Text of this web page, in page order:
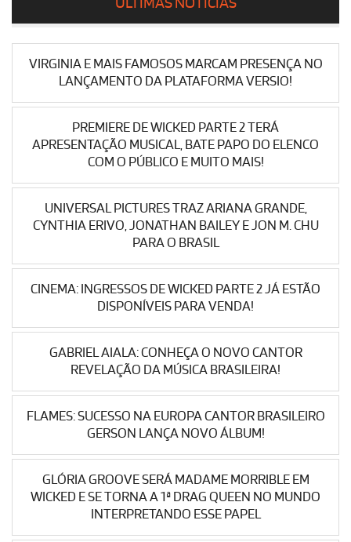
VIRGINIA E MAIS FAMOSOS MARCAM PRESENÇA NO
LANÇAMENTO DA PLATAFORMA VERSIO!
PREMIERE DE WICKED PARTE 2 TERÁ
APRESENTAÇÃO MUSICAL, BATE PAPO DO ELENCO
COM O PÚBLICO E MUITO MAIS!
UNIVERSAL PICTURES TRAZ ARIANA GRANDE,
CYNTHIA ERIVO, JONATHAN BAILEY E JON M. CHU
PARA O BRASIL
CINEMA: INGRESSOS DE WICKED PARTE 2 JÁ ESTÃO
DISPONÍVEIS PARA VENDA!
GABRIEL AIALA: CONHEÇA O NOVO CANTOR
REVELAÇÃO DA MÚSICA BRASILEIRA!
FLAMES: SUCESSO NA EUROPA CANTOR BRASILEIRO
GERSON LANÇA NOVO ÁLBUM!
GLÓRIA GROOVE SERÁ MADAME MORRIBLE EM
WICKED E SE TORNA A 1ª DRAG QUEEN NO MUNDO
INTERPRETANDO ESSE PAPEL